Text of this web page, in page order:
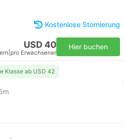
Kostenlose Stornierung
USD 40
pro Erwachsener
Hier buchen
Klasse ab USD 42